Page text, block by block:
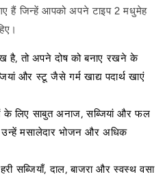
गए हैं जिन्हें आपको अपने टाइप 2 मधुमेह
है, तो अपने दोष को बनाए रखने के
और स्टू जैसे गर्म खाद्य पदार्थ खाएं
के लिए साबुत अनाज, सब्जियां और फल
मसालेदार भोजन और अधिक
सब्जियाँ, दाल, बाजरा और स्वस्थ वसा